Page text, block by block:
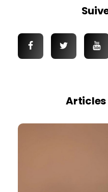
Articles